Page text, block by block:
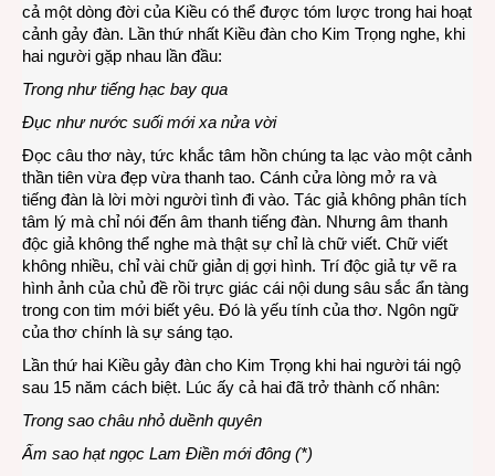
cả một dòng đời của Kiều có thể được tóm lược trong hai hoạt
cảnh gảy đàn. Lần thứ nhất Kiều đàn cho Kim Trọng nghe, khi
hai người gặp nhau lần đầu:
Trong như tiếng hạc bay qua
Đục như nước suối mới xa nửa vời
Đọc câu thơ này, tức khắc tâm hồn chúng ta lạc vào một cảnh
thần tiên vừa đẹp vừa thanh tao. Cánh cửa lòng mở ra và
tiếng đàn là lời mời người tình đi vào. Tác giả không phân tích
tâm lý mà chỉ nói đến âm thanh tiếng đàn. Nhưng âm thanh
độc giả không thể nghe mà thật sự chỉ là chữ viết. Chữ viết
không nhiều, chỉ vài chữ giản dị gợi hình. Trí độc giả tự vẽ ra
hình ảnh của chủ đề rồi trực giác cái nội dung sâu sắc ẩn tàng
trong con tim mới biết yêu. Đó là yếu tính của thơ. Ngôn ngữ
của thơ chính là sự sáng tạo.
Lần thứ hai Kiều gảy đàn cho Kim Trọng khi hai người tái ngộ
sau 15 năm cách biệt. Lúc ấy cả hai đã trở thành cố nhân:
Trong sao châu nhỏ duềnh quyên
Ấm sao hạt ngọc Lam Điền mới đông (*)